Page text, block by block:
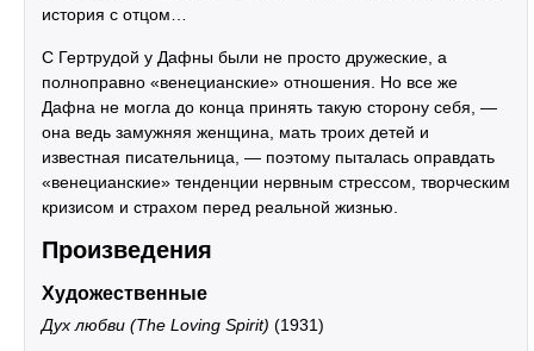
история с отцом…
С Гертрудой у Дафны были не просто дружеские, а
полноправно «венецианские» отношения. Но все же
Дафна не могла до конца принять такую сторону себя, —
она ведь замужняя женщина, мать троих детей и
известная писательница, — поэтому пыталась оправдать
«венецианские» тенденции нервным стрессом, творческим
кризисом и страхом перед реальной жизнью.
Произведения
Художественные
Дух любви (The Loving Spirit) (1931)